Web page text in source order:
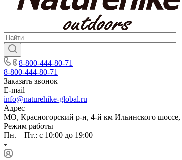
8-800-444-80-71
8-800-444-80-71
Заказать звонок
E-mail
info@naturehike-global.ru
Адрес
МО, Красногорский р-н, 4-й км Ильинского шоссе,
Режим работы
Пн. – Пт.: с 10:00 до 19:00